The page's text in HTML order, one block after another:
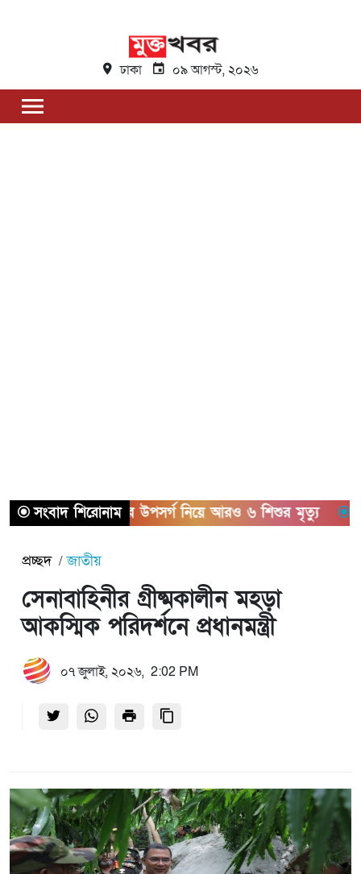
ঢাকা ০৯ আগস্ট, ২০২৬
সংবাদ শিরোনাম
হামের উপসর্গ নিয়ে আরও ৬ শিশুর মৃত্যু কল-
প্রচ্ছদ জাতীয়
সেনাবাহিনীর গ্রীষ্মকালীন মহড়া
আকস্মিক পরিদর্শনে প্রধানমন্ত্রী
০৭ জুলাই, ২০২৬, 2:02 PM